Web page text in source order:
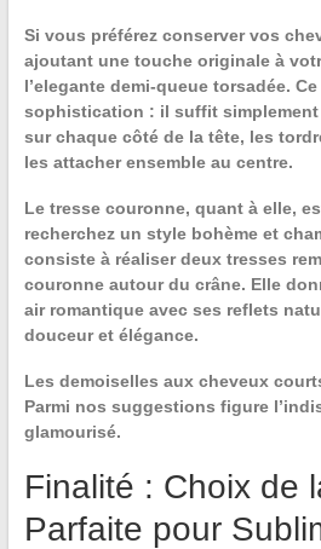
Si vous préférez conserver vos
ajoutant une touche originale à
l’elegante demi-queue torsadée.
sophistication : il suffit simplement
sur chaque côté de la tête, les
les attacher ensemble au centre.
Le tresse couronne, quant à elle,
recherchez un style bohème et
consiste à réaliser deux tresses
couronne autour du crâne. Elle
air romantique avec ses reflets
douceur et élégance.
Les demoiselles aux cheveux
Parmi nos suggestions figure l’
glamourisé.
Finalité : Choix de
Parfaite pour